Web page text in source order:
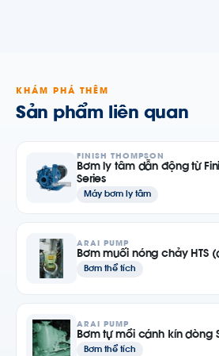
KHÁM PHÁ THÊM
Sản phẩm liên quan
FINISH THOMPSON
Bơm ly tâm dẫn động từ
Series
Máy bơm ly tâm
ARAI PUMP
Bơm muối nóng chảy HTS
Bơm thể tích
ARAI PUMP
Bơm tự mồi cánh kín dòng
Bơm thể tích